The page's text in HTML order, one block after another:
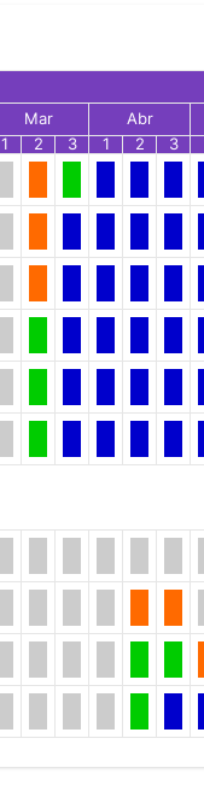
Mar Abr
1 2 3 1 2 3